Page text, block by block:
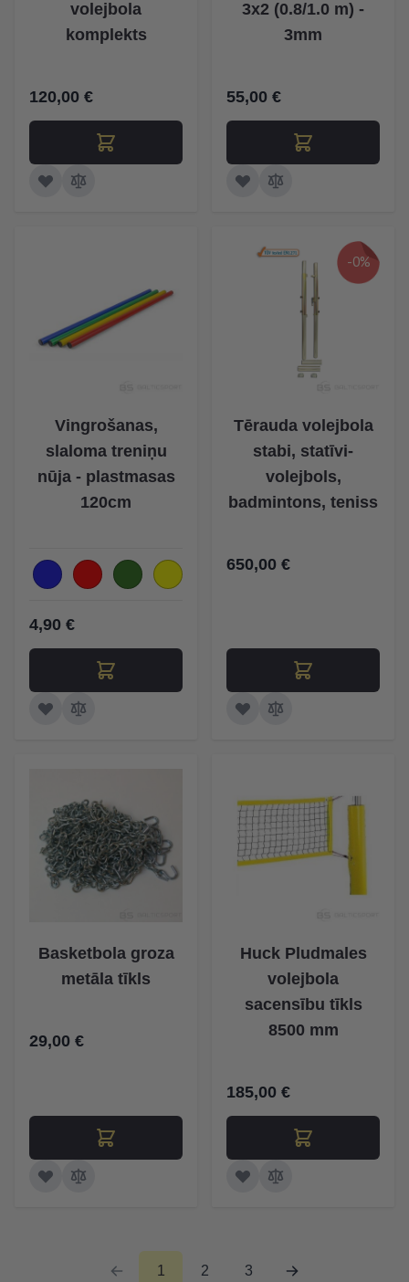
volejbola
komplekts
120,00 €
3x2 (0.8/1.0 m) -
3mm
55,00 €
Vingrošanas,
slaloma treniņu
nūja - plastmasas
120cm
4,90 €
-0%
Tērauda volejbola
stabi, statīvi-
volejbols,
badmintons, teniss
650,00 €
Basketbola groza
metāla tīkls
29,00 €
Huck Pludmales
volejbola
sacensību tīkls
8500 mm
185,00 €
1 2 3